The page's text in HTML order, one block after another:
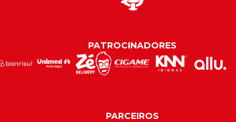
PATROCINADORES
PARCEIROS